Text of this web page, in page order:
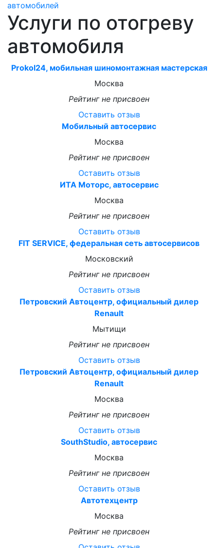
автомобилей
Услуги по отогреву
автомобиля
Prokol24, мобильная шиномонтажная мастерская
Москва
Рейтинг не присвоен
Оставить отзыв
Мобильный автосервис
Москва
Рейтинг не присвоен
Оставить отзыв
ИТА Моторс, автосервис
Москва
Рейтинг не присвоен
Оставить отзыв
FIT SERVICE, федеральная сеть автосервисов
Московский
Рейтинг не присвоен
Оставить отзыв
Петровский Автоцентр, официальный дилер
Renault
Мытищи
Рейтинг не присвоен
Оставить отзыв
Петровский Автоцентр, официальный дилер
Renault
Москва
Рейтинг не присвоен
Оставить отзыв
SouthStudio, автосервис
Москва
Рейтинг не присвоен
Оставить отзыв
Автотехцентр
Москва
Рейтинг не присвоен